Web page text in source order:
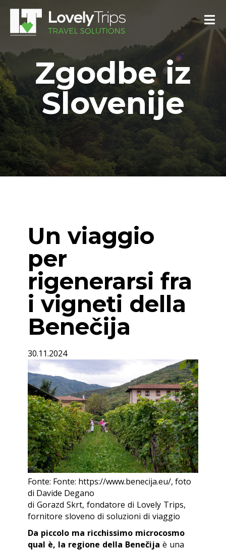
Zgodbe iz
Slovenije
Un viaggio
per
rigenerarsi fra
i vigneti della
Benečija
30.11.2024
Fonte: Fonte: https://www.benecija.eu/, foto
di Davide Degano
di Gorazd Skrt, fondatore di Lovely Trips,
fornitore sloveno di soluzioni di viaggio
Da piccolo ma ricchissimo microcosmo
qual è, la regione della Benečija è una